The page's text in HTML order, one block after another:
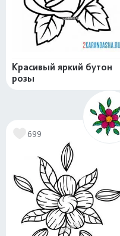
Красивый яркий бутон
розы
699